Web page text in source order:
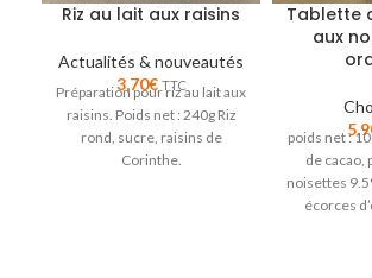
Riz au lait aux raisins
Actualités & nouveautés
3,70€ TTC
Préparation pour riz au lait aux
raisins. Poids net : 240g Riz
rond, sucre, raisins de
Corinthe.
Tablette
aux
poids net :
de cacao,
noisettes
écorces